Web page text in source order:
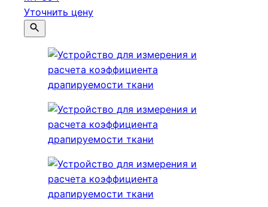
Уточнить цену